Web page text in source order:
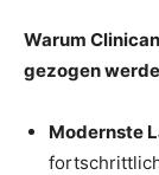
Warum
gezogen
Modernste